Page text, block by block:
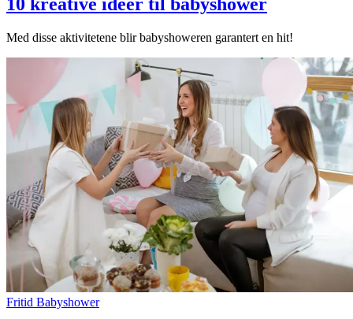
Med disse aktivitetene blir babyshoweren garantert en hit!
Fritid Babyshower